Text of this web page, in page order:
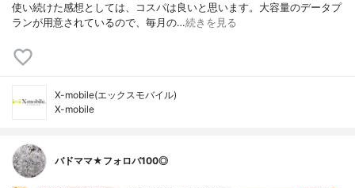
使い続けた感想としては、コスパは良いと思います。大容量のデータプ
ランが用意されているので、毎月の…続きを見る
X-mobile(エックスモバイル)
X-mobile
バドママ★フォロバ100◎